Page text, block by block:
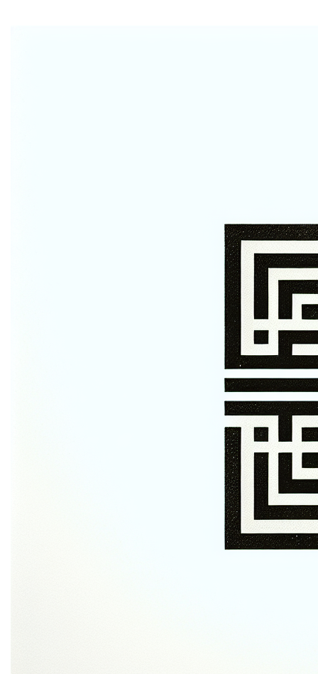
Ontdek meer domeinen
domeinnaam is niet alleen gemakkelijk te onthouden,
maar straalt ook professionaliteit en betrouwbaarheid
uit. Ideaal voor een breed scala aan bedrijven of
vandaag nog
Vertel het fascinerende verhaal van de Cockerill-familie
en hun invloed op de Belgische industriële geschiedenis.
Deel historische foto's, documenten en anekdotes om
bezoekers mee te nemen op een reis door de tijd.
Creëer een blog gewijd aan technologische innovaties
en industriële vooruitgang, geïnspireerd door de